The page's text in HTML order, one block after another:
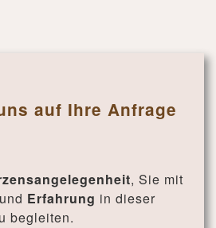
auf Ihre Anfrage
, Sie mit
und Erfahrung in dieser
begleiten.